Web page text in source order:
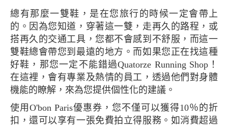
總有那麼一雙鞋，是在您旅行的時候一定會帶上
的。因為您知道，穿著這一雙，走再久的路程，或
搭再久的交通工具，您都不會感到不舒服，而這一
雙鞋總會帶您到最遠的地方。而如果您正在找這種
好鞋，那您一定不能錯過Quatorze Running Shop！
在這裡，會有專業及熱情的員工，透過他們對身體
機能的瞭解，來為您提供個性化的建議。
使用O'bon Paris優惠券，您不僅可以獲得10％的折
扣，還可以享有一張免費拍立得服務。如消費超過